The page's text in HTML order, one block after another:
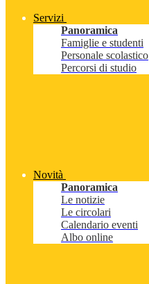
Servizi
Panoramica
Famiglie e studenti
Personale scolastico
Percorsi di studio
Novità
Panoramica
Le notizie
Le circolari
Calendario eventi
Albo online